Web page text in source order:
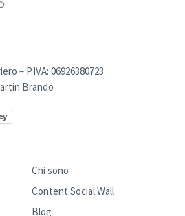
– P.IVA: 06926380723
Brando
Chi sono
Content Social Wall
Blog